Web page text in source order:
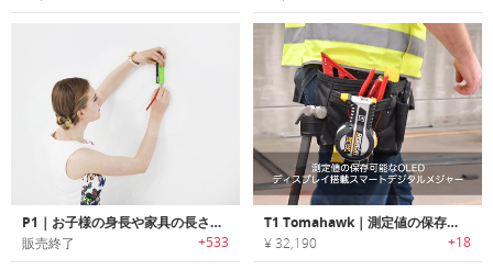
P1｜お子様の身長や家具の長さを瞬時に計測可能なレーザー式スマートメジャー「ピーワン」
販売終了 +533
T1 Tomahawk｜測定値の保存可能なOLEDディスプレイ搭載スマートデジタルメジャー「T1トマホーク」
¥ 32,190 +18